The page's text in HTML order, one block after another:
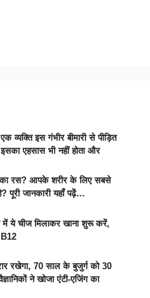
व्यक्ति इस गंभीर बीमारी से पीड़ित
इसका एहसास भी नहीं होता और
का रस? आपके शरीर के लिए सबसे
पूरी जानकारी यहाँ पढ़ें…
ये चीज मिलाकर खाना शुरू करें,
B12
रखेगा, 70 साल के बुजुर्ग को 30
ने खोजा एंटी-एजिंग का